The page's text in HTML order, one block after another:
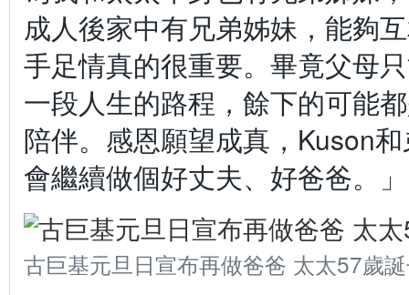
成人後家中有兄弟姊妹，能夠
手足情真的很重要。畢竟父母
一段人生的路程，餘下的可能
陪伴。感恩願望成真，Kuson
會繼續做個好丈夫、好爸爸。」
古巨基元旦日宣布再做爸爸 太太57歲